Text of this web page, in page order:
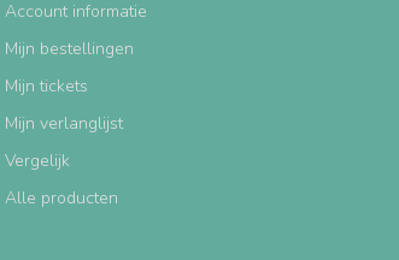
Account informatie
Mijn bestellingen
Mijn tickets
Mijn verlanglijst
Vergelijk
Alle producten